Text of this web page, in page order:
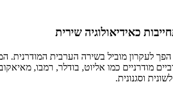
כאידיאולוגיה שירית
הפך לעקרון מוביל בשירה הערבית
מודרניים כמו אליוט, בודלר, רמבו,
וסגנונית.